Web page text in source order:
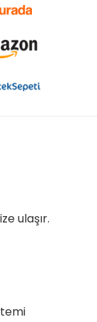
ulaşır.